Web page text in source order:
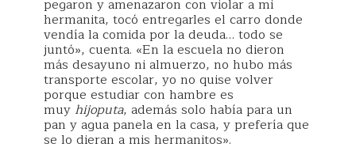
pegaron y amenazaron con violar a mi
hermanita, tocó entregarles el carro donde
vendía la comida por la deuda… todo se
juntó», cuenta. «En la escuela no dieron
más desayuno ni almuerzo, no hubo más
transporte escolar, yo no quise volver
porque estudiar con hambre es
muy hijoputa, además solo había para un
pan y agua panela en la casa, y prefería que
se lo dieran a mis hermanitos».